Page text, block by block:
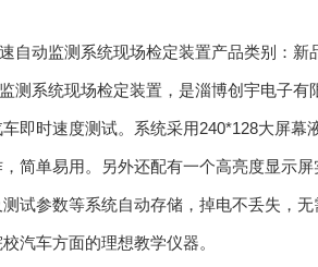
自动监测系统现场检定装置产品类别：新
测系统现场检定装置，是淄博创宇电子
即时速度测试。系统采用240*128大屏
简单易用。另外还配有一个高亮度显示
试参数等系统自动存储，掉电不丢失，
汽车方面的理想教学仪器。